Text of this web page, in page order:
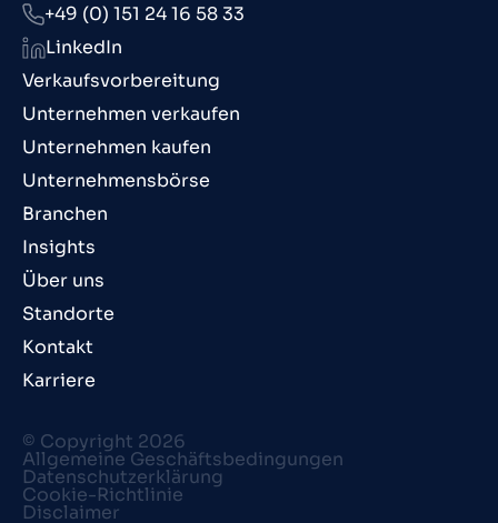
Verkaufsvorbereitung
Unternehmen verkaufen
Unternehmen kaufen
Unternehmensbörse
Branchen
Insights
Über uns
Standorte
Kontakt
Karriere
+49 (0) 151 24 16 58 33
LinkedIn
© Copyright 2026
Allgemeine Geschäftsbedingungen
Datenschutzerklärung
Cookie-Richtlinie
Disclaimer